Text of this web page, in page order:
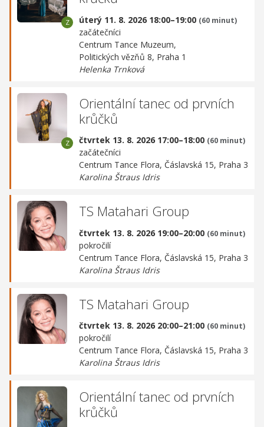
úterý 11. 8. 2026 18:00–19:00 (60 minut)
začátečníci
Centrum Tance Muzeum,
Politických vězňů 8, Praha 1
Helenka Trnková
Orientální tanec od prvních
krůčků
čtvrtek 13. 8. 2026 17:00–18:00 (60 minut)
začátečníci
Centrum Tance Flora, Čáslavská 15, Praha 3
Karolina Štraus Idris
TS Matahari Group
čtvrtek 13. 8. 2026 19:00–20:00 (60 minut)
pokročilí
Centrum Tance Flora, Čáslavská 15, Praha 3
Karolina Štraus Idris
TS Matahari Group
čtvrtek 13. 8. 2026 20:00–21:00 (60 minut)
pokročilí
Centrum Tance Flora, Čáslavská 15, Praha 3
Karolina Štraus Idris
Orientální tanec od prvních
krůčků